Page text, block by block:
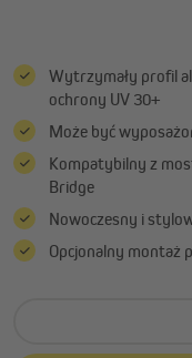
Wytrzymały profil
ochrony UV 30+
Może być
Kompatybilny z
Bridge
Nowoczesny i
Opcjonalny montaż